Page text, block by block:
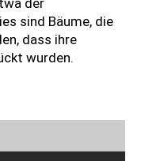
der
sind Bäume, die
dass ihre
wurden.